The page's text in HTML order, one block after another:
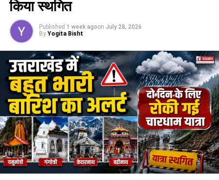
चंडीगढ़ के रहने वाले थे सभी कांवड़िए
एसपी सिटी अभय सिंह के मुताबिक, कांवड़ यात्राको देखते हुए घाटों पर
चेतावनी बोर्ड लगाए गए हैं और SDRF के जवानों की तैनाती भी की गई है।
इसके बावजूद ये कांवड़िए निर्धारित घाट से अलग जाकर नहर में स्नान कर
रहे थे। इसी दौरान चारों गहरे पानी में डूब गए।
सुरक्षित घाटों पर ही स्नान करने की अपील
पुलिस ने शवों को कब्जे में लेकर पोस्टमार्टम की कार्रवाई शुरू कर दी है।
किया स्थगित
Published 1 week agoon July 28, 2026
By Yogita Bisht